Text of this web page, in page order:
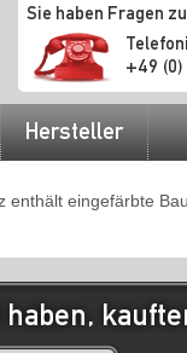
Sie haben Fragen
+49 (0)
Hersteller
enthält eingefärbte